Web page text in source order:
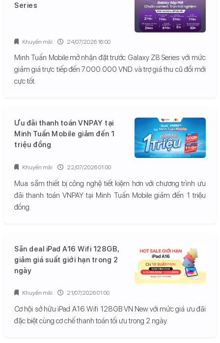
Series
Minh Tuấn Mobile mở nhận đặt trước Galaxy Z8 Series với mức
giảm giá trực tiếp đến 7.000.000 VND và trợ giá thu cũ đổi mới
cực tốt.
Khuyến mãi 24/07/2026 16:00
Ưu đãi thanh toán VNPAY tại
Minh Tuấn Mobile giảm đến 1
triệu đồng
Mua sắm thiết bị công nghệ tiết kiệm hơn với chương trình ưu
đãi thanh toán VNPAY tại Minh Tuấn Mobile giảm đến 1 triệu
đồng.
Khuyến mãi 22/07/2026 01:00
Săn deal iPad A16 Wifi 128GB,
giảm giá suất giới hạn trong 2
ngày
Cơ hội sở hữu iPad A16 Wifi 128GB VN New với mức giá ưu đãi
đặc biệt cùng cơ chế thanh toán tối ưu trong 2 ngày.
Khuyến mãi 21/07/2026 01:00